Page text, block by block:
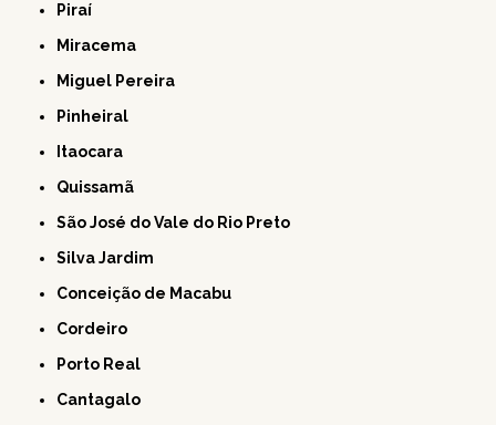
Piraí
Miracema
Miguel Pereira
Pinheiral
Itaocara
Quissamã
São José do Vale do Rio Preto
Silva Jardim
Conceição de Macabu
Cordeiro
Porto Real
Cantagalo